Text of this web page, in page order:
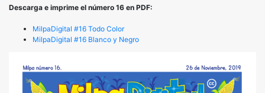
Descarga e imprime el número 16 en PDF:
MilpaDigital #16 Todo Color
MilpaDigital #16 Blanco y Negro